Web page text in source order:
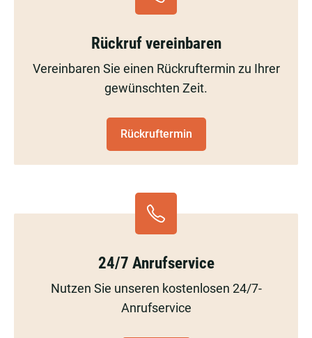
Rückruf vereinbaren
Vereinbaren Sie einen Rückruftermin zu Ihrer
gewünschten Zeit.
Rückruftermin
24/7 Anrufservice
Nutzen Sie unseren kostenlosen 24/7-
Anrufservice